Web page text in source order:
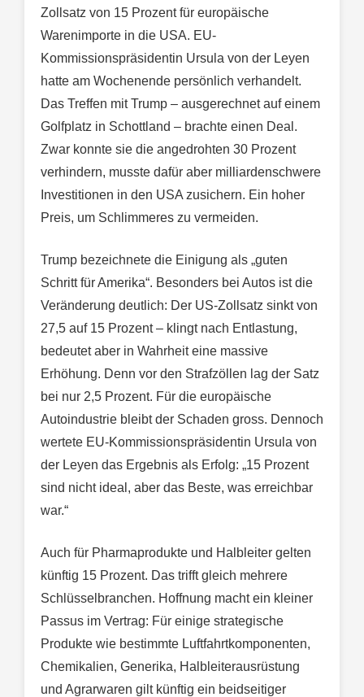
Zollsatz von 15 Prozent für europäische
Warenimporte in die USA. EU-
Kommissionspräsidentin Ursula von der Leyen
hatte am Wochenende persönlich verhandelt.
Das Treffen mit Trump – ausgerechnet auf einem
Golfplatz in Schottland – brachte einen Deal.
Zwar konnte sie die angedrohten 30 Prozent
verhindern, musste dafür aber milliardenschwere
Investitionen in den USA zusichern. Ein hoher
Preis, um Schlimmeres zu vermeiden.
Trump bezeichnete die Einigung als „guten
Schritt für Amerika“. Besonders bei Autos ist die
Veränderung deutlich: Der US-Zollsatz sinkt von
27,5 auf 15 Prozent – klingt nach Entlastung,
bedeutet aber in Wahrheit eine massive
Erhöhung. Denn vor den Strafzöllen lag der Satz
bei nur 2,5 Prozent. Für die europäische
Autoindustrie bleibt der Schaden gross. Dennoch
wertete EU-Kommissionspräsidentin Ursula von
der Leyen das Ergebnis als Erfolg: „15 Prozent
sind nicht ideal, aber das Beste, was erreichbar
war.“
Auch für Pharmaprodukte und Halbleiter gelten
künftig 15 Prozent. Das trifft gleich mehrere
Schlüsselbranchen. Hoffnung macht ein kleiner
Passus im Vertrag: Für einige strategische
Produkte wie bestimmte Luftfahrtkomponenten,
Chemikalien, Generika, Halbleiterausrüstung
und Agrarwaren gilt künftig ein beidseitiger